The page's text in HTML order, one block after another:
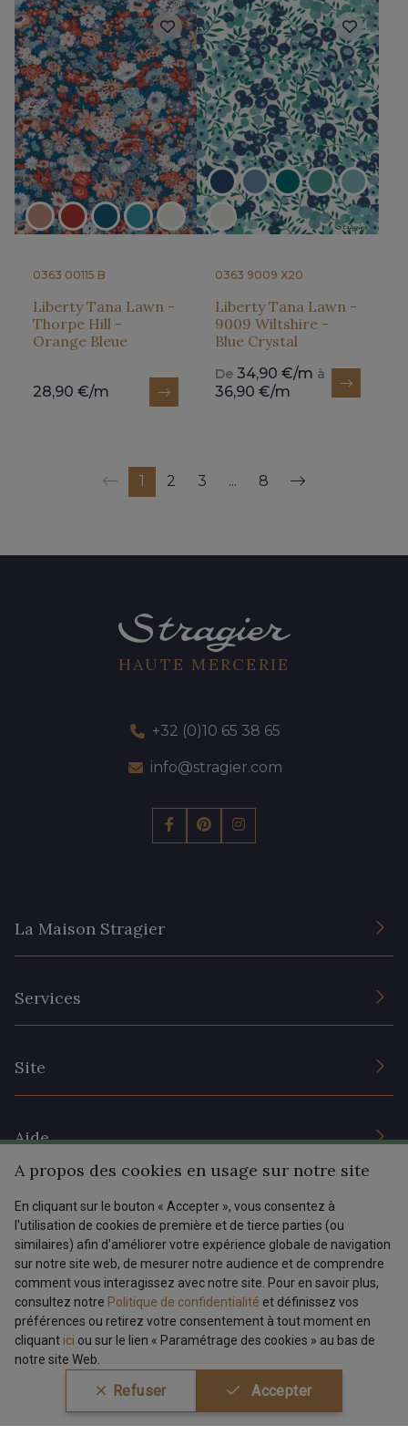
0363 00115 B
Liberty Tana Lawn -
Thorpe Hill -
Orange Bleue
28,90 €/m
0363 9009 X20
Liberty Tana Lawn -
9009 Wiltshire -
Blue Crystal
De 34,90 €/m à
36,90 €/m
1 2 3 ... 8
HAUTE MERCERIE
+32 (0)10 65 38 65
info@stragier.com
La Maison Stragier
Services
Site
Aide
Retours & réclamations
FAQ - Questions fréquentes
Modes de paiements
Menu
Tous nos tissus
Magazine
FR EN
Dernière modification : 23/07/2026 10:33
A propos des cookies en usage sur notre site
En cliquant sur le bouton « Accepter », vous consentez à
l'utilisation de cookies de première et de tierce parties (ou
similaires) afin d'améliorer votre expérience globale de navigation
sur notre site web, de mesurer notre audience et de comprendre
comment vous interagissez avec notre site. Pour en savoir plus,
consultez notre Politique de confidentialité et définissez vos
préférences ou retirez votre consentement à tout moment en
cliquant ici ou sur le lien « Paramétrage des cookies » au bas de
notre site Web.
Refuser Accepter